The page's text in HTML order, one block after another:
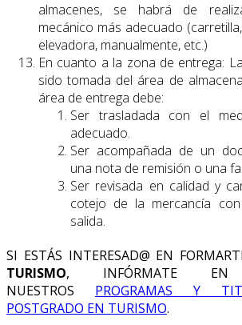
almacenes, se habrá de
mecánico más adecuado
elevadora, manualmente, etc.)
En cuanto a la zona de entrega:
sido tomada del área de
área de entrega debe:
Ser trasladada con el
adecuado.
Ser acompañada de un
una nota de remisión o una
Ser revisada en calidad y
cotejo de la mercancía
salida.
SI ESTÁS INTERESAD@ EN
TURISMO, INFÓRMATE
NUESTROS PROGRAMAS Y
POSTGRADO EN TURISMO.